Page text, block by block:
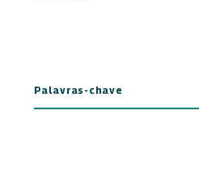
Palavras-chave